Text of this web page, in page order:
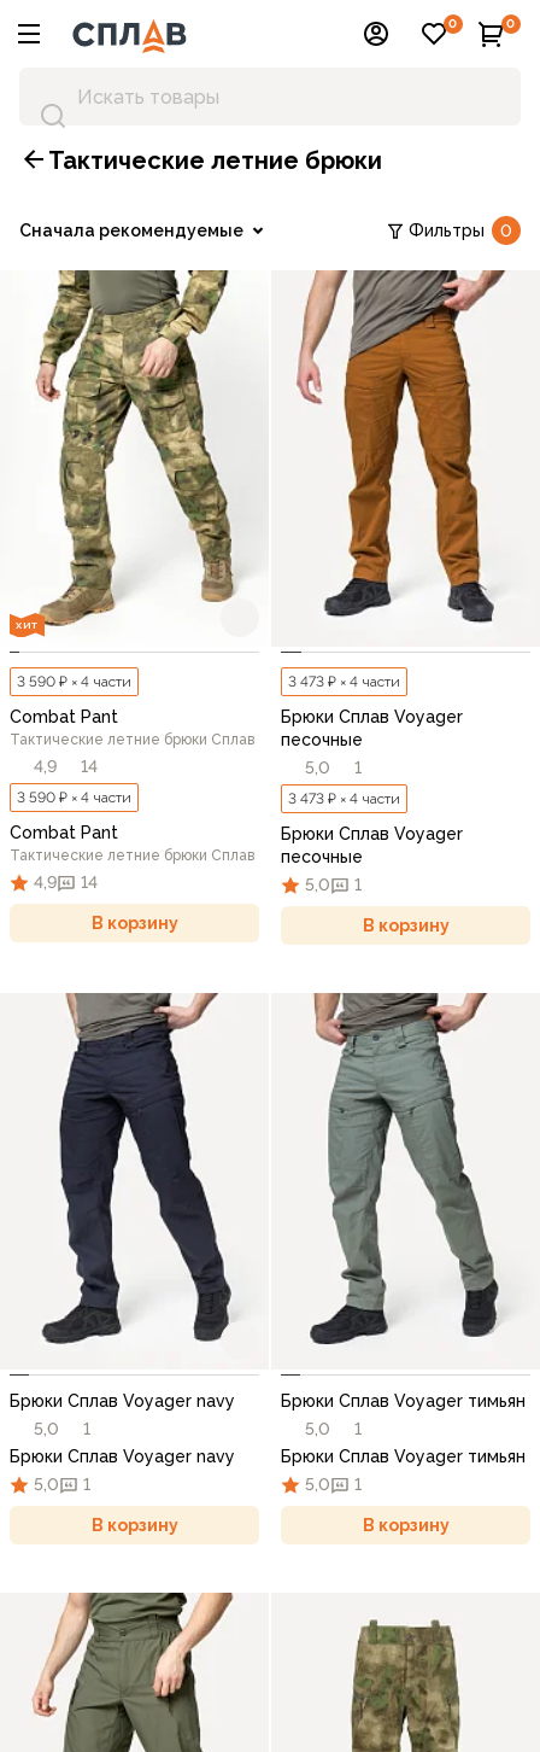
0 0
Тактические летние брюки
Сначала рекомендуемые Фильтры 0
ХИТ
3 590 ₽ × 4 части
Combat Pant
Тактические летние брюки Сплав
4,9 14
3 590 ₽ × 4 части
Combat Pant
Тактические летние брюки Сплав
4,9 14
В корзину
3 473 ₽ × 4 части
Брюки Сплав Voyager
песочные
5,0
1
3 473 ₽ × 4 части
Брюки Сплав Voyager
песочные
5,0
1
В корзину
Брюки Сплав Voyager navy
5,0
1
Брюки Сплав Voyager navy
5,0
1
В корзину
Брюки Сплав Voyager тимьян
5,0
1
Брюки Сплав Voyager тимьян
5,0
1
В корзину